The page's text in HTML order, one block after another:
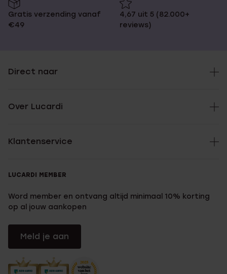
Gratis verzending vanaf
€49
4,67 uit 5 (82.000+
reviews)
Direct naar
Over Lucardi
Klantenservice
LUCARDI MEMBER
Word member en ontvang altijd minimaal 10% korting
op al jouw aankopen
Meld je aan